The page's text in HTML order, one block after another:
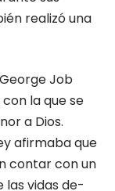
realizó una
Job
la que se
a Dios.
afirmaba que
contar con un
las vidas de­